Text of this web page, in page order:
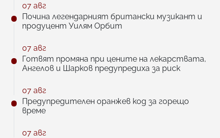
07 авг
Почина легендарният британски музикант и
продуцент Уилям Орбит
07 авг
Готвят промяна при цените на лекарствата,
Ангелов и Шарков предупредиха за риск
07 авг
Предупредителен оранжев код за горещо
време
07 авг